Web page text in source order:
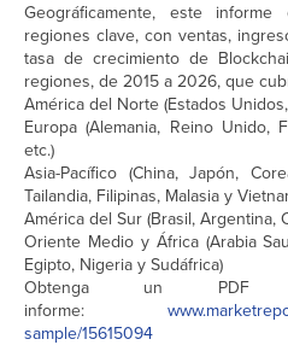
Geográficamente, este
regiones clave, con ventas,
tasa de crecimiento de
regiones, de 2015 a 2026, que
América del Norte (Estados
Europa (Alemania, Reino Unido,
etc.)
Asia-Pacífico (China, Japón,
Tailandia, Filipinas, Malasia y
América del Sur (Brasil, Argentina,
Oriente Medio y África (Arabia
Egipto, Nigeria y Sudáfrica)
Obtenga un
informe:
sample/15615094